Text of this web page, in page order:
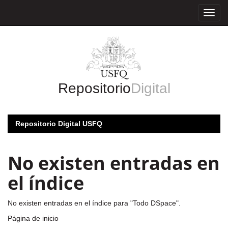
RepositorioDigital
Repositorio Digital USFQ
No existen entradas en
el índice
No existen entradas en el índice para "Todo DSpace".
Página de inicio